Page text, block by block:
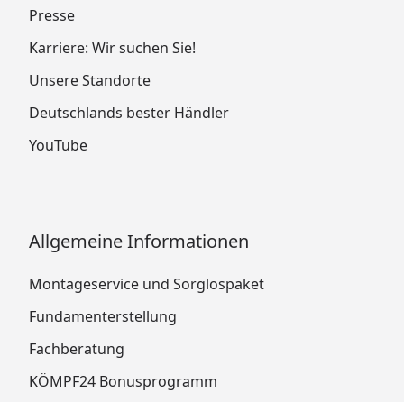
Presse
Karriere: Wir suchen Sie!
Unsere Standorte
Deutschlands bester Händler
YouTube
Allgemeine Informationen
Montageservice und Sorglospaket
Fundamenterstellung
Fachberatung
KÖMPF24 Bonusprogramm